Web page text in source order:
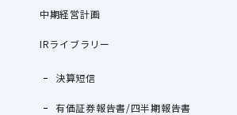
中期経営計画
IRライブラリー
決算短信
有価証券報告書/四半期報告書